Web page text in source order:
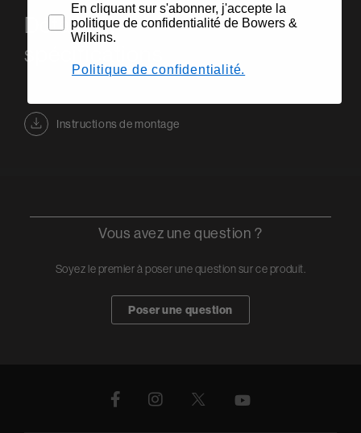
Détails et
spécifications
Instructions de montage
Vous avez une question ?
Soyez le premier à poser une question sur ce produit.
Poser une question
En cliquant sur s'abonner, j'accepte la
politique de confidentialité de Bowers &
Wilkins.
Politique de confidentialité.